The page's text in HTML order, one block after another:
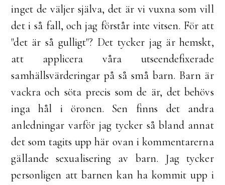
inget de väljer själva, det är vi vuxna som vill
det i så fall, och jag förstår inte vitsen. För att
"det är så gulligt"? Det tycker jag är hemskt,
att applicera våra utseendefixerade
samhällsvärderingar på så små barn. Barn är
vackra och söta precis som de är, det behövs
inga hål i öronen. Sen finns det andra
anledningar varför jag tycker så bland annat
det som tagits upp här ovan i kommentarerna
gällande sexualisering av barn. Jag tycker
personligen att barnen kan ha kommit upp i